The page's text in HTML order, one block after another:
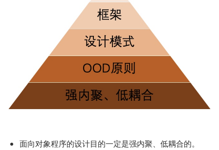
面向对象程序的设计目的一定是强内聚、低耦合的。